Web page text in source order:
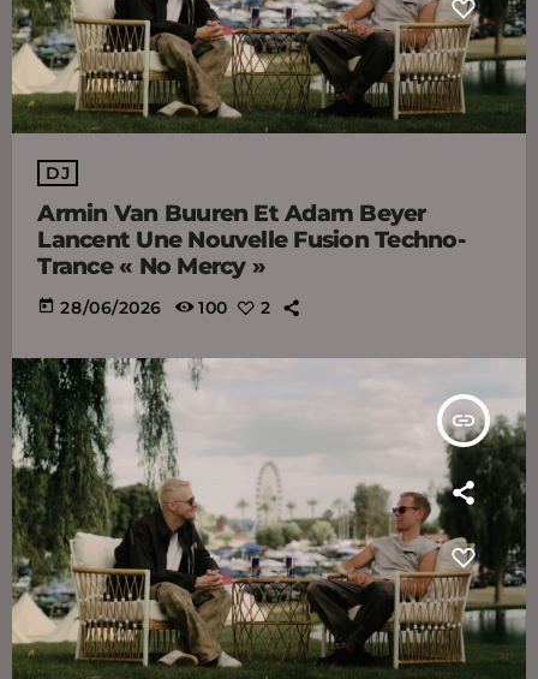
DJ
Armin Van Buuren Et Adam Beyer
Lancent Une Nouvelle Fusion Techno-
Trance « No Mercy »
today 28/06/2026 100 2
insert_link